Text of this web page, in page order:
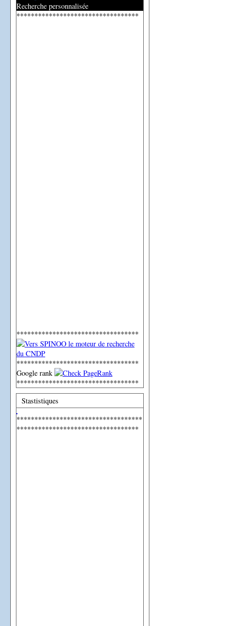
Recherche personnalisée
**********************************
**********************************
**********************************
Google rank
**********************************
Stastistiques
***********************************
**********************************